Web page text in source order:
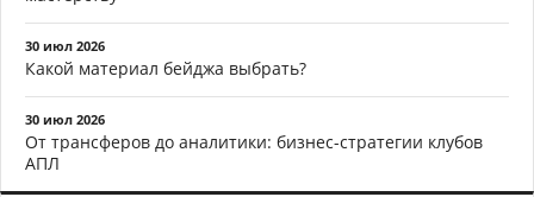
30 июл 2026
Какой материал бейджа выбрать?
30 июл 2026
От трансферов до аналитики: бизнес-стратегии клубов
АПЛ